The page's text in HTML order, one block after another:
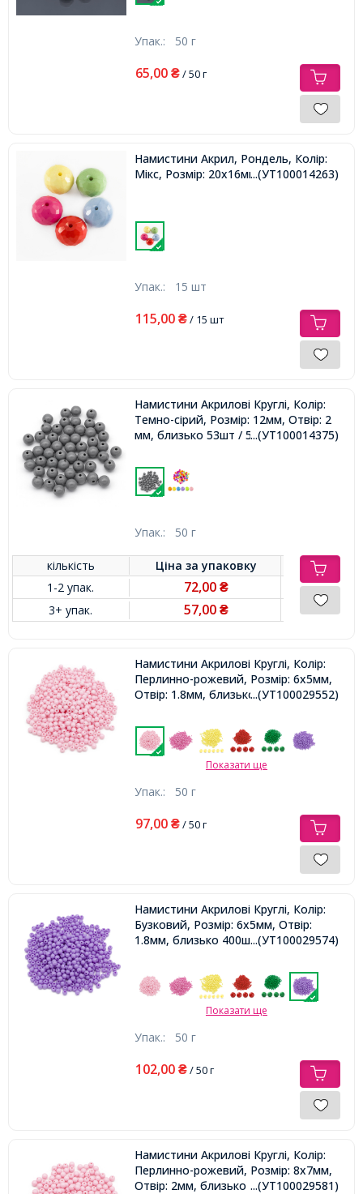
Упак.: 50 г
65,00 ₴/ 50 г
Намистини Акрил, Рондель, Колір:
Мікс, Розмір: 20х16мм, Отвір 1мм,
...(УТ100014263)
Упак.: 15 шт
115,00 ₴/ 15 шт
Намистини Акрилові Круглі, Колір:
Темно-сірий, Розмір: 12мм, Отвір: 2
мм, близько 53шт / 50г,...(УТ100014375)
Упак.: 50 г
кількість Ціна заупаковку
1-2 упак.
72,00₴
3+ упак. 57,00₴
Намистини Акрилові Круглі, Колір:
Перлинно-рожевий, Розмір: 6х5мм,
Отвір: 1.8мм, близько 400шт/50г,
...(УТ100029552)
Показати ще
Упак.: 50 г
97,00 ₴/ 50 г
Намистини Акрилові Круглі, Колір:
Бузковий, Розмір: 6х5мм, Отвір:
1.8мм, близько 400шт/50г,...(УТ100029574)
Показати ще
Упак.: 50 г
102,00 ₴/ 50 г
Намистини Акрилові Круглі, Колір:
Перлинно-рожевий, Розмір: 8х7мм,
Отвір: 2мм, близько 160шт/50г,
...(УТ100029581)